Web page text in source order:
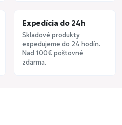
Expedícia do 24h
Skladové produkty
expedujeme do 24 hodín.
Nad 100€ poštovné
zdarma.